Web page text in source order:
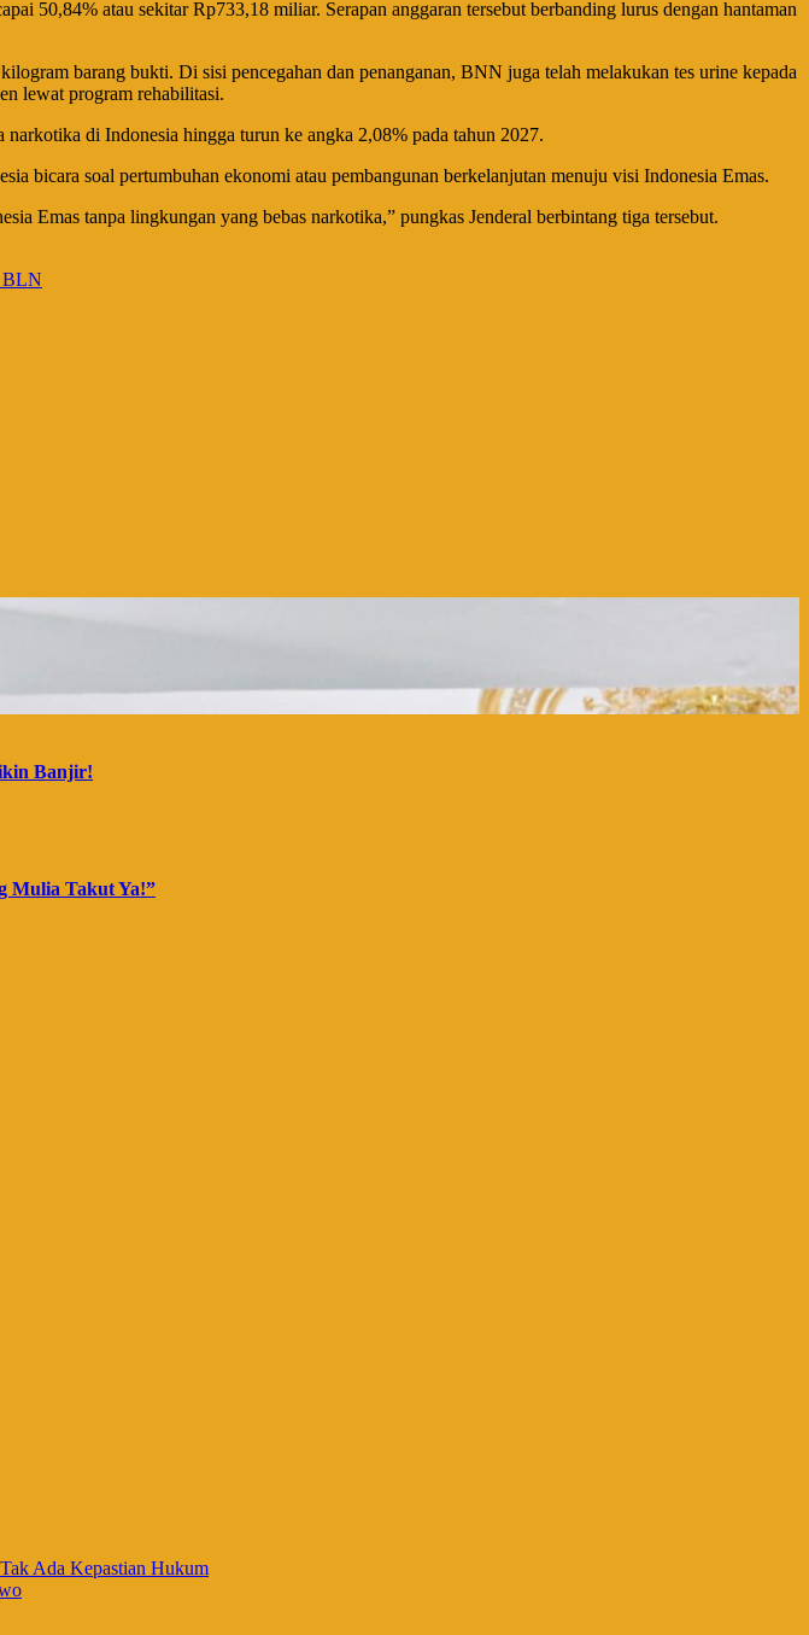
50,84% atau sekitar Rp733,18 miliar. Serapan anggaran tersebut berbanding lurus dengan hantaman
barang bukti. Di sisi pencegahan dan penanganan, BNN juga telah melakukan tes urine kepada
lewat program rehabilitasi.
di Indonesia hingga turun ke angka 2,08% pada tahun 2027.
bicara soal pertumbuhan ekonomi atau pembangunan berkelanjutan menuju visi Indonesia Emas.
Emas tanpa lingkungan yang bebas narkotika,” pungkas Jenderal berbintang tiga tersebut.
BLN
Banjir!
Mulia Takut Ya!”
Ada Kepastian Hukum